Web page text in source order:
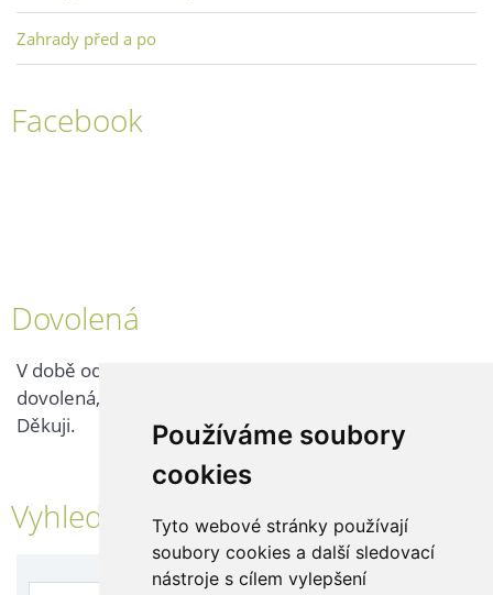
Používáme soubory
cookies
Tyto webové stránky používají
soubory cookies a další sledovací
nástroje s cílem vylepšení
Zahrady před a po
Facebook
Dovolená
V době od 25. 7. - 2. 8. 2026 probíhá v naší firmě
dovolená, kontaktujte nás až po jejím ukončení.
Děkuji.
Vyhledávání